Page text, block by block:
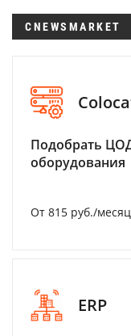
CNEWSMARKET
Подобрать
оборудования
От 815 руб./месяц
ERP